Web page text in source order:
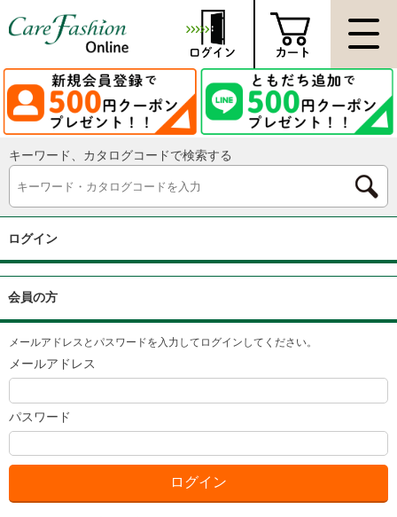
キーワード、カタログコードで検索する
ログイン
会員の方
メールアドレスとパスワードを入力してログインしてください。
メールアドレス
パスワード